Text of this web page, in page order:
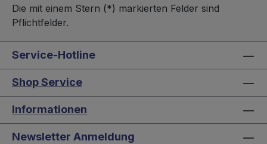
Die mit einem Stern (*) markierten Felder sind
Pflichtfelder.
Service-Hotline
Shop Service
Informationen
Newsletter Anmeldung